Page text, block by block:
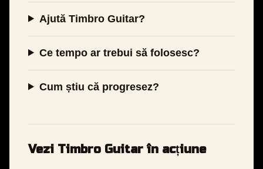
Ajută Timbro Guitar?
Ce tempo ar trebui să folosesc?
Cum știu că progresez?
Vezi Timbro Guitar în acțiune